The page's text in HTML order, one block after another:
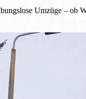
Umzüge – ob